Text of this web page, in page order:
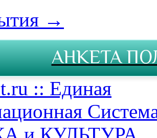
→
АНКЕТА